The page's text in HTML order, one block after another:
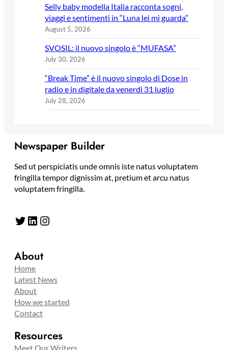
Selly baby modella Italia racconta sogni,
viaggi e sentimenti in “Luna lei mi guarda”
August 5, 2026
SVOSIL: il nuovo singolo è “MUFASA”
July 30, 2026
“Break Time” è il nuovo singolo di Dose in
radio e in digitale da venerdì 31 luglio
July 28, 2026
Newspaper Builder
Sed ut perspiciatis unde omnis iste natus voluptatem
fringilla tempor dignissim at, pretium et arcu natus
voluptatem fringilla.
Twitter LinkedIn Instagram
About
Home
Latest News
About
How we started
Contact
Resources
Meet Our Writers